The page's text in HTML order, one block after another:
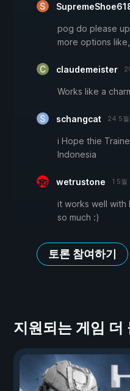
pog do please
more options
claudemeister
Works like a
schangcat 24 5월
i Hope thie
Indonesia
wetrustone 1 5월
it works well with
so much :)
토론 참여하기
지원되는 게임 더